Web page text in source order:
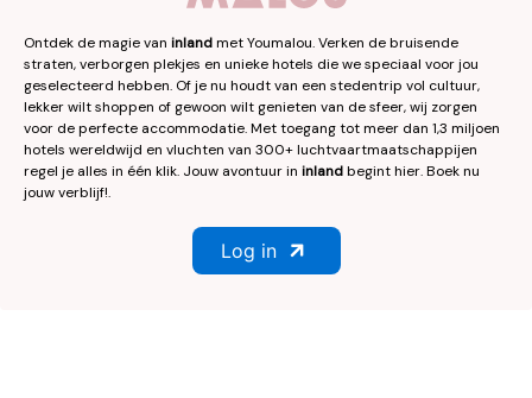
Ontdek de magie van inlandmet Youmalou. Verken de bruisende
straten, verborgen plekjes en unieke hotels die we speciaal voor jou
geselecteerd hebben. Of je nu houdt van een stedentrip vol cultuur,
lekker wilt shoppen of gewoon wilt genieten van de sfeer, wij zorgen
voor de perfecte accommodatie. Met toegang tot meer dan 1,3 miljoen
hotels wereldwijd en vluchten van 300+ luchtvaartmaatschappijen
regel je alles in één klik. Jouw avontuur in inlandbegint hier. Boek nu
jouw verblijf!.
Log in